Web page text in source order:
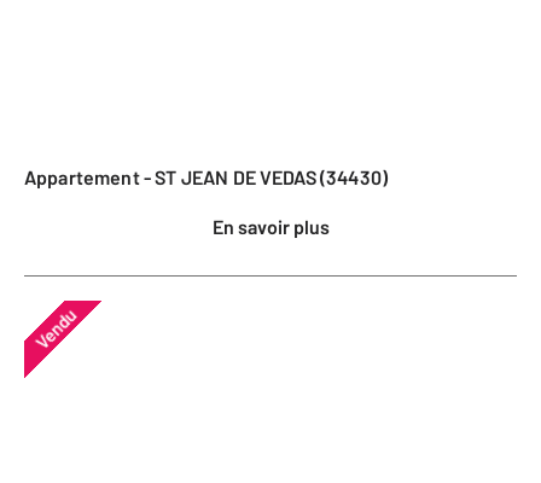
Appartement - ST JEAN DE VEDAS (34430)
En savoir plus
Vendu